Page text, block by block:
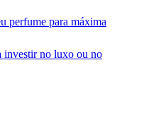
perfume para máxima
investir no luxo ou no